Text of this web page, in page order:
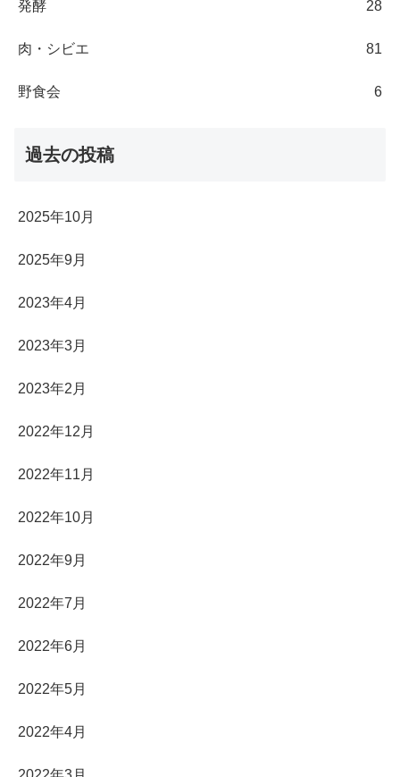
発酵 28
肉・シビエ 81
野食会 6
過去の投稿
2025年10月
2025年9月
2023年4月
2023年3月
2023年2月
2022年12月
2022年11月
2022年10月
2022年9月
2022年7月
2022年6月
2022年5月
2022年4月